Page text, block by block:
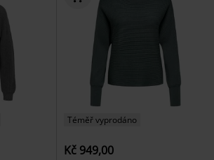
Téměř vyprodáno
Kč 949,00